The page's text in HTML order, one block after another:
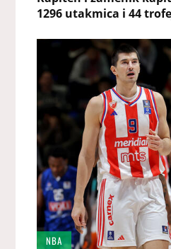
1296 utakmica i 44
NBA